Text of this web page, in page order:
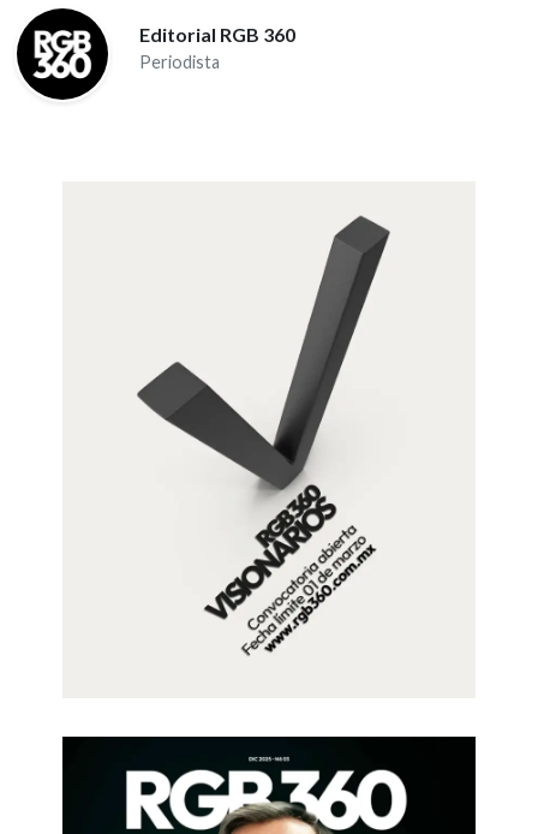
Editorial RGB 360
Periodista